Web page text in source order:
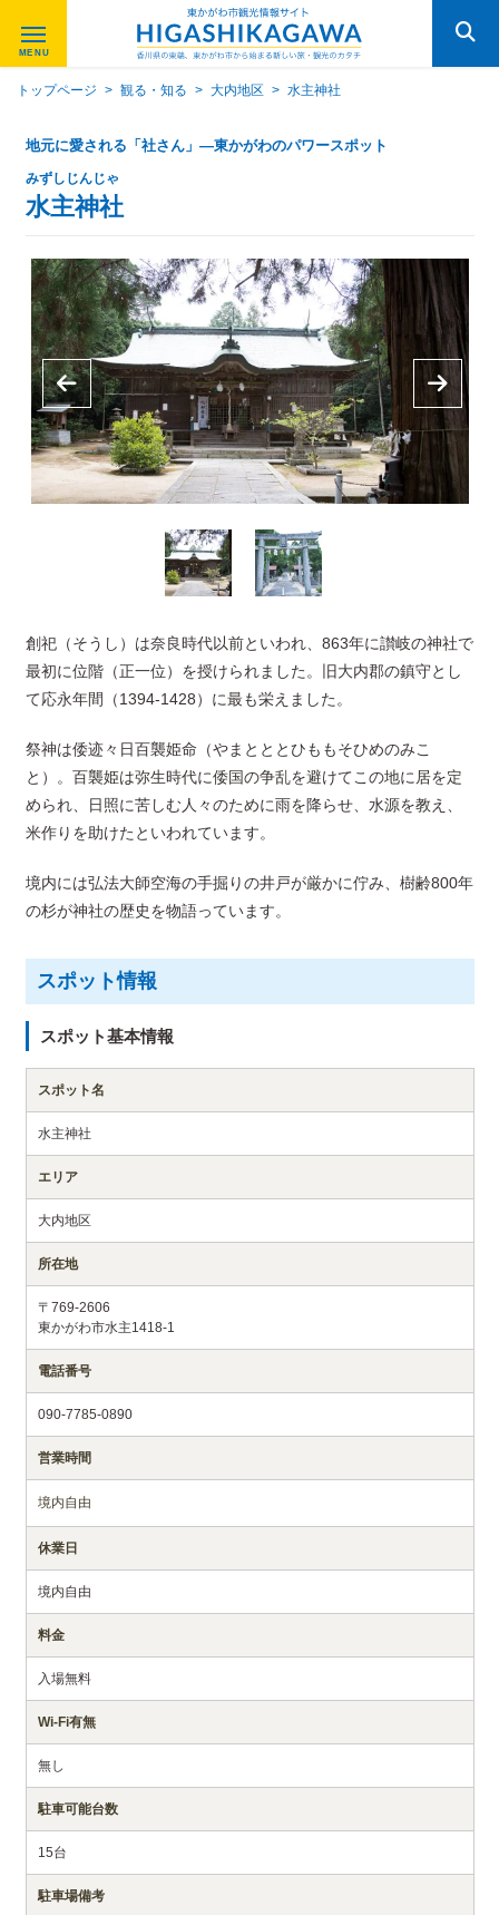
トップページ > 観る・知る > 大内地区 > 水主神社
地元に愛される「社さん」—東かがわのパワースポット
みずしじんじゃ
水主神社
創祀（そうし）は奈良時代以前といわれ、863年に讃岐の神社で
最初に位階（正一位）を授けられました。旧大内郡の鎮守とし
て応永年間（1394-1428）に最も栄えました。
祭神は倭迹々日百襲姫命（やまとととひももそひめのみこ
と）。百襲姫は弥生時代に倭国の争乱を避けてこの地に居を定
められ、日照に苦しむ人々のために雨を降らせ、水源を教え、
米作りを助けたといわれています。
境内には弘法大師空海の手掘りの井戸が厳かに佇み、樹齢800年
の杉が神社の歴史を物語っています。
スポット情報
スポット基本情報
スポット名
水主神社
エリア
大内地区
所在地
〒769-2606
東かがわ市水主1418-1
電話番号
090-7785-0890
営業時間
境内自由
休業日
境内自由
料金
入場無料
Wi-Fi有無
無し
駐車可能台数
15台
駐車場備考